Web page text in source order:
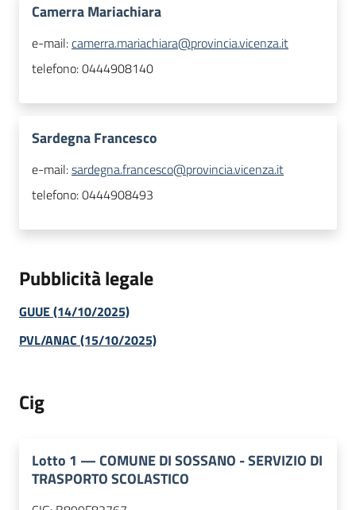
Camerra Mariachiara
e-mail:camerra.mariachiara@provincia.vicenza.it
telefono:0444908140
Sardegna Francesco
e-mail:sardegna.francesco@provincia.vicenza.it
telefono:0444908493
Pubblicità legale
GUUE (14/10/2025)
PVL/ANAC (15/10/2025)
Cig
Lotto 1 —COMUNE DI SOSSANO - SERVIZIO DI
TRASPORTO SCOLASTICO